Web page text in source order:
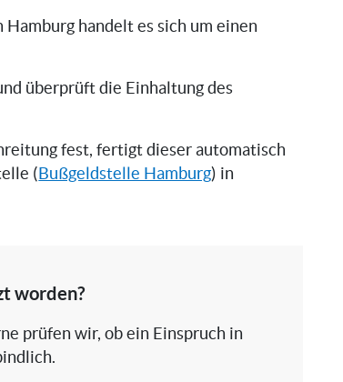
handelt es sich um einen
überprüft die Einhaltung des
fest, fertigt dieser automatisch
( Bußgeldstelle Hamburg) in
worden?
prüfen wir, ob ein Einspruch in